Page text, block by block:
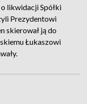
likwidacji Spółki
Prezydentowi
skierował ją do
Łukaszowi